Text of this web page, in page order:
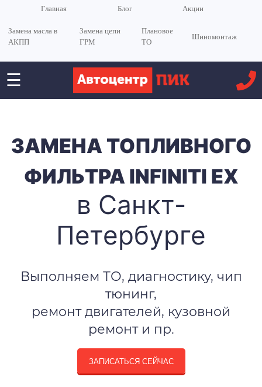
Главная Блог Акции
Замена масла в
АКПП
Замена цепи
ГРМ
Плановое
ТО
Шиномонтаж
☰
ЗАМЕНА ТОПЛИВНОГО
ФИЛЬТРА INFINITI EX
в Санкт-
Петербурге
Выполняем ТО, диагностику, чип
тюнинг,
ремонт двигателей, кузовной
ремонт и пр.
ЗАПИСАТЬСЯ СЕЙЧАС